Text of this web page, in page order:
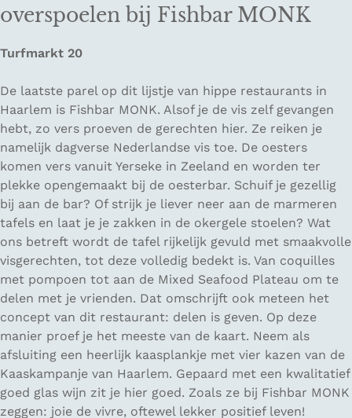
overspoelen bij Fishbar MONK
Turfmarkt 20
De laatste parel op dit lijstje van hippe restaurants in
Haarlem is Fishbar MONK. Alsof je de vis zelf gevangen
hebt, zo vers proeven de gerechten hier. Ze reiken je
namelijk dagverse Nederlandse vis toe. De oesters
komen vers vanuit Yerseke in Zeeland en worden ter
plekke opengemaakt bij de oesterbar. Schuif je gezellig
bij aan de bar? Of strijk je liever neer aan de marmeren
tafels en laat je je zakken in de okergele stoelen? Wat
ons betreft wordt de tafel rijkelijk gevuld met smaakvolle
visgerechten, tot deze volledig bedekt is. Van coquilles
met pompoen tot aan de Mixed Seafood Plateau om te
delen met je vrienden. Dat omschrijft ook meteen het
concept van dit restaurant: delen is geven. Op deze
manier proef je het meeste van de kaart. Neem als
afsluiting een heerlijk kaasplankje met vier kazen van de
Kaaskampanje van Haarlem. Gepaard met een kwalitatief
goed glas wijn zit je hier goed. Zoals ze bij Fishbar MONK
zeggen: joie de vivre, oftewel lekker positief leven!